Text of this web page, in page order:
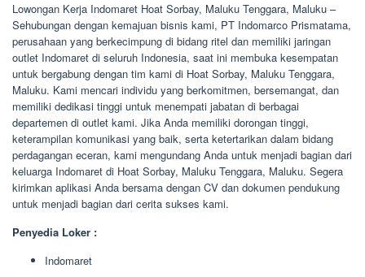
Lowongan Kerja Indomaret Hoat Sorbay, Maluku Tenggara, Maluku –
Sehubungan dengan kemajuan bisnis kami, PT Indomarco Prismatama,
perusahaan yang berkecimpung di bidang ritel dan memiliki jaringan
outlet Indomaret di seluruh Indonesia, saat ini membuka kesempatan
untuk bergabung dengan tim kami di Hoat Sorbay, Maluku Tenggara,
Maluku. Kami mencari individu yang berkomitmen, bersemangat, dan
memiliki dedikasi tinggi untuk menempati jabatan di berbagai
departemen di outlet kami. Jika Anda memiliki dorongan tinggi,
keterampilan komunikasi yang baik, serta ketertarikan dalam bidang
perdagangan eceran, kami mengundang Anda untuk menjadi bagian dari
keluarga Indomaret di Hoat Sorbay, Maluku Tenggara, Maluku. Segera
kirimkan aplikasi Anda bersama dengan CV dan dokumen pendukung
untuk menjadi bagian dari cerita sukses kami.
Penyedia Loker :
Indomaret